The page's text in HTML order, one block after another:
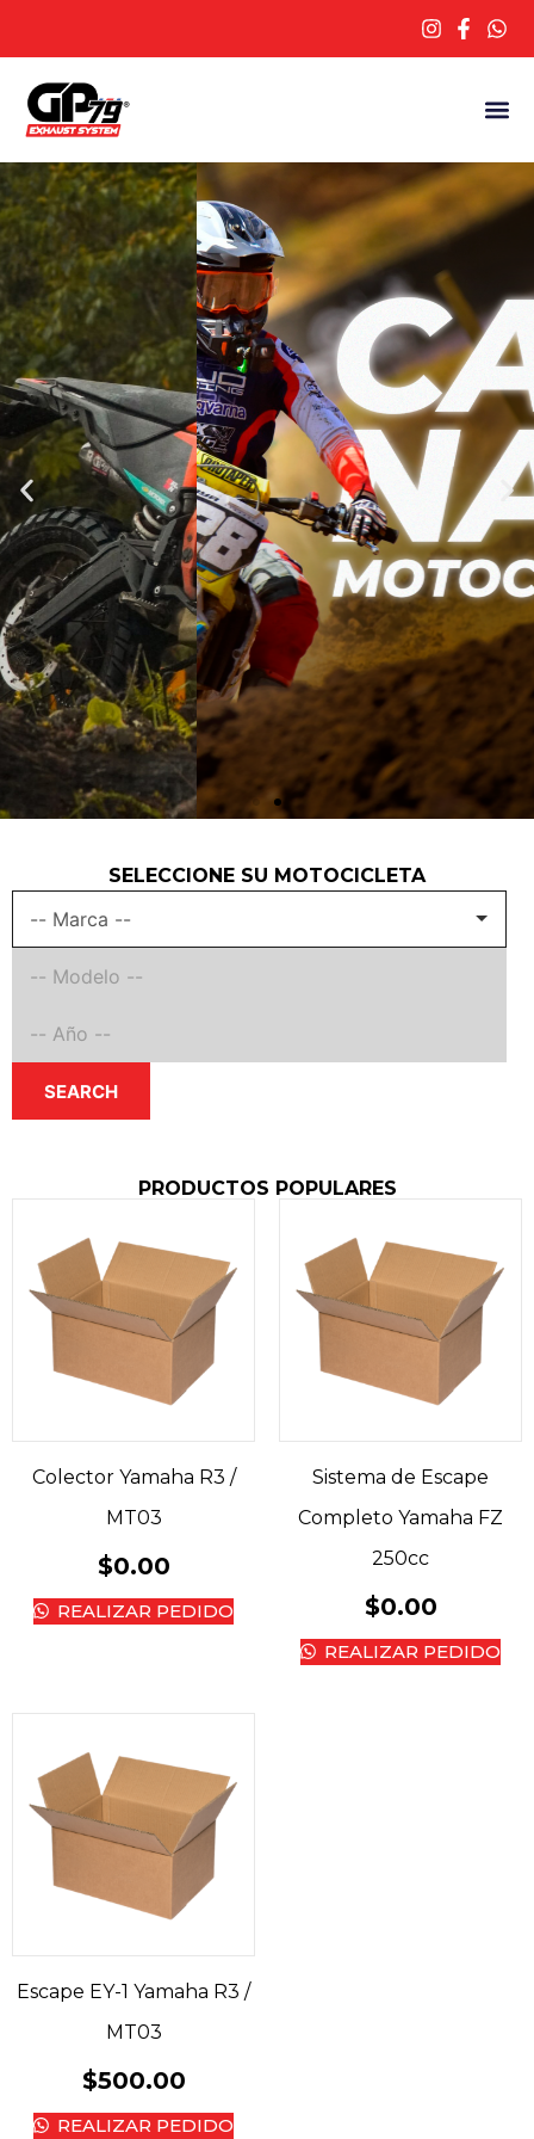
SELECCIONE SU MOTOCICLETA
SEARCH
PRODUCTOS POPULARES
Colector Yamaha R3 /
MT03
$0.00
REALIZAR PEDIDO
Sistema de Escape
Completo Yamaha FZ
250cc
$0.00
REALIZAR PEDIDO
Escape EY-1 Yamaha R3 /
MT03
$500.00
REALIZAR PEDIDO